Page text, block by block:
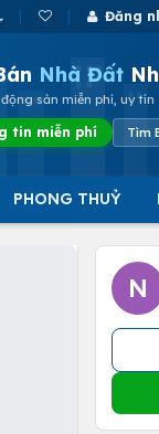
Đăng
Nhà Đất
sản miễn phí, uy tín
tin miễn phí Tìm
PHONG THUỶ
N